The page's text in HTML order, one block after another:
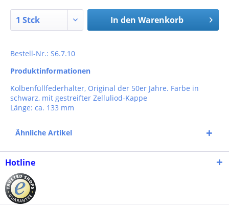
In den Warenkorb
Bestell-Nr.: S6.7.10
Produktinformationen
Kolbenfüllfederhalter, Original der 50er Jahre. Farbe in
schwarz, mit gestreifter Zelluliod-Kappe
Länge: ca. 133 mm
Ähnliche Artikel
Hotline